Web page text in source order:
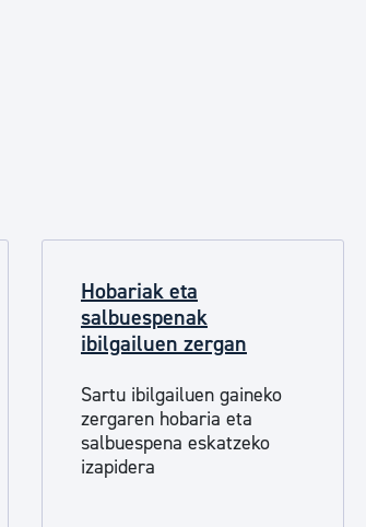
Berdintasuna, Giza Eskubideak eta
Kultura
Hobariak eta
salbuespenak
ibilgailuen zergan
Sartu ibilgailuen gaineko
zergaren hobaria eta
salbuespena eskatzeko
izapidera